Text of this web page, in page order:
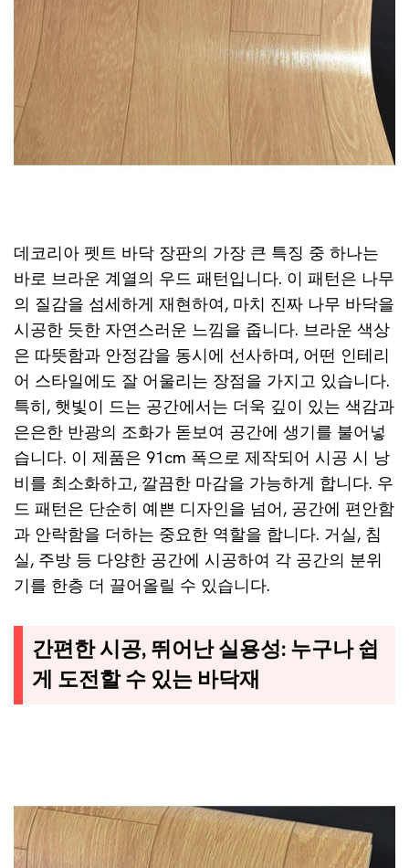
데코리아 펫트 바닥 장판의 가장 큰 특징 중 하나는
바로 브라운 계열의 우드 패턴입니다. 이 패턴은 나무
의 질감을 섬세하게 재현하여, 마치 진짜 나무 바닥을
시공한 듯한 자연스러운 느낌을 줍니다. 브라운 색상
은 따뜻함과 안정감을 동시에 선사하며, 어떤 인테리
어 스타일에도 잘 어울리는 장점을 가지고 있습니다.
특히, 햇빛이 드는 공간에서는 더욱 깊이 있는 색감과
은은한 반광의 조화가 돋보여 공간에 생기를 불어넣
습니다. 이 제품은 91cm 폭으로 제작되어 시공 시 낭
비를 최소화하고, 깔끔한 마감을 가능하게 합니다. 우
드 패턴은 단순히 예쁜 디자인을 넘어, 공간에 편안함
과 안락함을 더하는 중요한 역할을 합니다. 거실, 침
실, 주방 등 다양한 공간에 시공하여 각 공간의 분위
기를 한층 더 끌어올릴 수 있습니다.
간편한 시공, 뛰어난 실용성: 누구나 쉽
게 도전할 수 있는 바닥재